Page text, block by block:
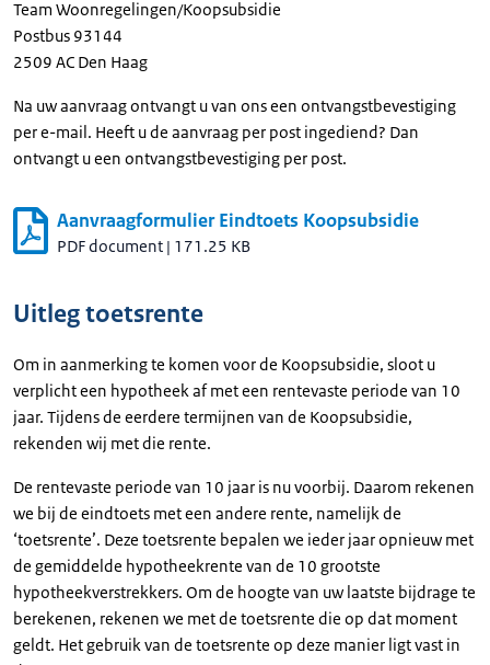
Team Woonregelingen/Koopsubsidie
Postbus 93144
2509 AC Den Haag
Na uw aanvraag ontvangt u van ons een ontvangstbevestiging
per e-mail. Heeft u de aanvraag per post ingediend? Dan
ontvangt u een ontvangstbevestiging per post.
Aanvraagformulier Eindtoets Koopsubsidie
PDF document | 171.25 KB
Uitleg toetsrente
Om in aanmerking te komen voor de Koopsubsidie, sloot u
verplicht een hypotheek af met een rentevaste periode van 10
jaar. Tijdens de eerdere termijnen van de Koopsubsidie,
rekenden wij met die rente.
De rentevaste periode van 10 jaar is nu voorbij. Daarom rekenen
we bij de eindtoets met een andere rente, namelijk de
‘toetsrente’. Deze toetsrente bepalen we ieder jaar opnieuw met
de gemiddelde hypotheekrente van de 10 grootste
hypotheekverstrekkers. Om de hoogte van uw laatste bijdrage te
berekenen, rekenen we met de toetsrente die op dat moment
geldt. Het gebruik van de toetsrente op deze manier ligt vast in